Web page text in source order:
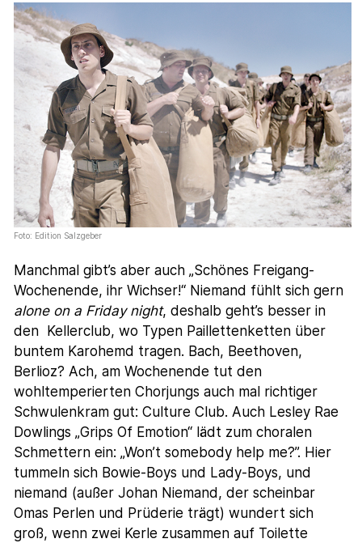
Foto: Edition Salzgeber
Manchmal gibt’s aber auch „Schönes Freigang-
Wochenende, ihr Wichser!“ Niemand fühlt sich gern
alone on a Friday night, deshalb geht’s besser in
den Kellerclub, wo Typen Paillettenketten über
buntem Karohemd tragen. Bach, Beethoven,
Berlioz? Ach, am Wochenende tut den
wohltemperierten Chorjungs auch mal richtiger
Schwulenkram gut: Culture Club. Auch Lesley Rae
Dowlings „Grips Of Emotion“ lädt zum choralen
Schmettern ein: „Won’t somebody help me?”. Hier
tummeln sich Bowie-Boys und Lady-Boys, und
niemand (außer Johan Niemand, der scheinbar
Omas Perlen und Prüderie trägt) wundert sich
groß, wenn zwei Kerle zusammen auf Toilette